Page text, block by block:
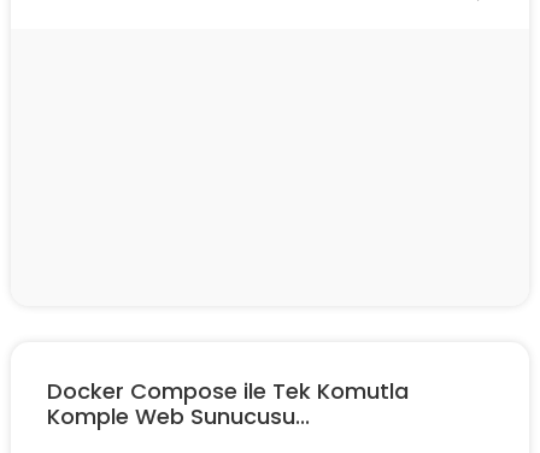
Docker Compose ile Tek Komutla
Komple Web Sunucusu...